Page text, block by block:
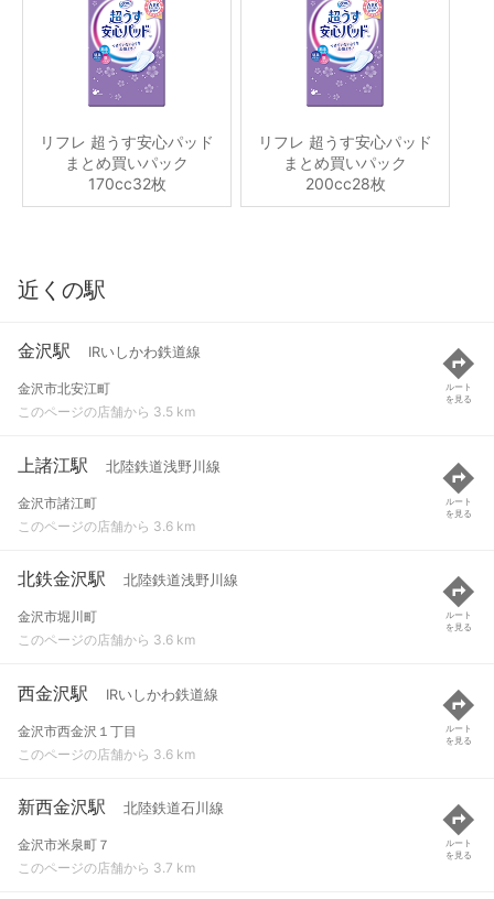
リフレ 超うす安心パッド
まとめ買いパック
170cc32枚
リフレ 超うす安心パッド
まとめ買いパック
200cc28枚
近くの駅
金沢駅 IRいしかわ鉄道線
金沢市北安江町
このページの店舗から 3.5 km
ルート
を見る
上諸江駅 北陸鉄道浅野川線
金沢市諸江町
このページの店舗から 3.6 km
ルート
を見る
北鉄金沢駅 北陸鉄道浅野川線
金沢市堀川町
このページの店舗から 3.6 km
ルート
を見る
西金沢駅 IRいしかわ鉄道線
金沢市西金沢１丁目
このページの店舗から 3.6 km
ルート
を見る
新西金沢駅 北陸鉄道石川線
金沢市米泉町７
このページの店舗から 3.7 km
ルート
を見る